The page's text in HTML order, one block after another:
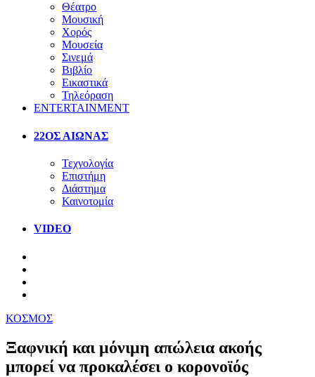
Θέατρο
Μουσική
Χορός
Μουσεία
Σινεμά
Βιβλίο
Εικαστικά
Τηλεόραση
ENTERTAINMENT
22ΟΣ ΑΙΩΝΑΣ
Τεχνολογία
Επιστήμη
Διάστημα
Καινοτομία
VIDEO
ΚΟΣΜΟΣ
Ξαφνική και μόνιμη απώλεια ακοής
μπορεί να προκαλέσει ο κορονοϊός